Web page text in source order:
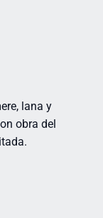
lana y
obra del